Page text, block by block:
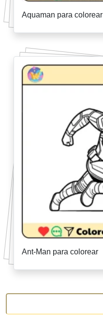
Aquaman para colorear
Ant-Man para colorear